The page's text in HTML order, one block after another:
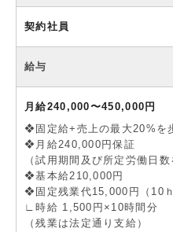
契約社員
給与
月給240,000〜450,000円
❖固定給+売上の最大20%を
❖月給240,000円保証
（試用期間及び所定労働日
❖基本給210,000円
❖固定残業代15,000円（10
∟時給 1,500円×10時間分
（残業は法定通り支給）